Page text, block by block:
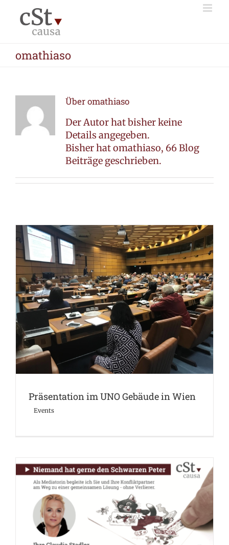
Inhalt
springen
omathiaso
Überomathiaso
Der Autor hat bisher keine
Details angegeben.
Bisher hat omathiaso, 66 Blog
Beiträge geschrieben.
Präsentation im UNO Gebäude in Wien
Events
Präsentation im UNO Gebäude in Wien
Events
Niemand hat gerne den Schwarzen Peter
Presse